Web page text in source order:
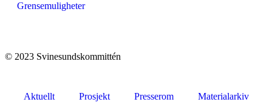
Grensemuligheter
© 2023 Svinesundskommittén
Aktuellt Prosjekt Presserom Materialarkiv